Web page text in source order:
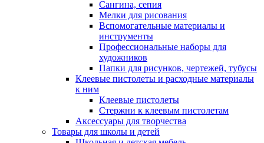
Сангина, сепия
Мелки для рисования
Вспомогательные материалы и
инструменты
Профессиональные наборы для
художников
Папки для рисунков, чертежей, тубусы
Клеевые пистолеты и расходные материалы
к ним
Клеевые пистолеты
Стержни к клеевым пистолетам
Аксессуары для творчества
Товары для школы и детей